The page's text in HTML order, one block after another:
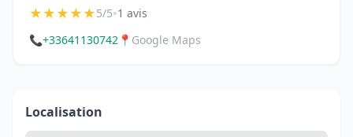
★★★★★5/5•1 avis
📞+33641130742 📍 Google Maps
Localisation